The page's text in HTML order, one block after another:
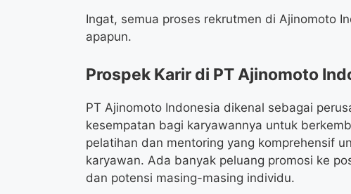
Ingat, semua proses rekrutmen di Ajinomoto
apapun.
Prospek Karir di PT Ajinomoto
PT Ajinomoto Indonesia dikenal sebagai
kesempatan bagi karyawannya untuk
pelatihan dan mentoring yang komprehensif
karyawan. Ada banyak peluang promosi ke
dan potensi masing-masing individu.